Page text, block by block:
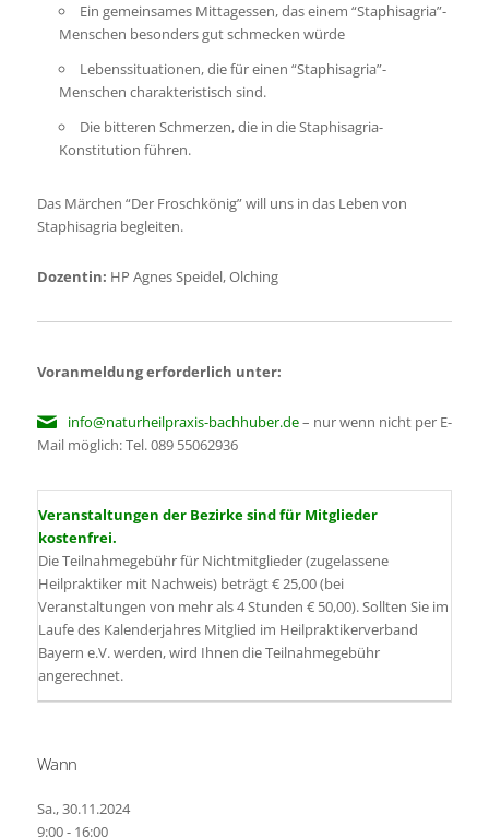
Ein gemeinsames Mittagessen, das einem “Staphisagria”-
Menschen besonders gut schmecken würde
Lebenssituationen, die für einen “Staphisagria”-
Menschen charakteristisch sind.
Die bitteren Schmerzen, die in die Staphisagria-
Konstitution führen.
Das Märchen “Der Froschkönig” will uns in das Leben von
Staphisagria begleiten.
Dozentin: HP Agnes Speidel, Olching
Voranmeldung erforderlich unter:
info@naturheilpraxis-bachhuber.de– nur wenn nicht per E-
Mail möglich: Tel. 089 55062936
Veranstaltungen der Bezirke sind für Mitglieder
kostenfrei.
Die Teilnahmegebühr für Nichtmitglieder (zugelassene
Heilpraktiker mit Nachweis) beträgt € 25,00 (bei
Veranstaltungen von mehr als 4 Stunden € 50,00). Sollten Sie im
Laufe des Kalenderjahres Mitglied im Heilpraktikerverband
Bayern e.V. werden, wird Ihnen die Teilnahmegebühr
angerechnet.
Wann
Sa., 30.11.2024
9:00 - 16:00